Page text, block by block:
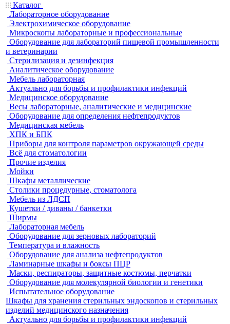
Каталог
Лабораторное оборудование
Электрохимическое оборудование
Микроскопы лабораторные и профессиональные
Оборудование для лабораторий пищевой промышленности
и ветеринарии
Стерилизация и дезинфекция
Аналитическое оборудование
Мебель лабораторная
Актуально для борьбы и профилактики инфекций
Медицинское оборудование
Весы лабораторные, аналитические и медицинские
Оборудование для определения нефтепродуктов
Медицинская мебель
ХПК и БПК
Приборы для контроля параметров окружающей среды
Всё для стоматологии
Прочие изделия
Мойки
Шкафы металлические
Столики процедурные, стоматолога
Мебель из ЛДСП
Кушетки / диваны / банкетки
Ширмы
Лабораторная мебель
Оборудование для зерновых лабораторий
Температура и влажность
Оборудование для анализа нефтепродуктов
Ламинарные шкафы и боксы ПЦР
Маски, респираторы, защитные костюмы, перчатки
Оборудование для молекулярной биологии и генетики
Испытательное оборудование
Шкафы для хранения стерильных эндоскопов и стерильных
изделий медицинского назначения
Актуально для борьбы и профилактики инфекций